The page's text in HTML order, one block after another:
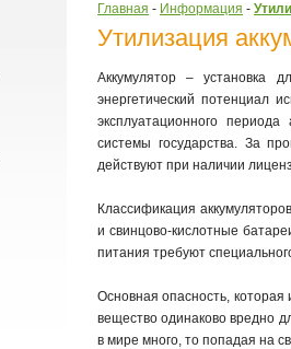
Главная - Информация -
Утилизация
Аккумулятор – установка
энергетический потенциал
эксплуатационного
системы государства. За
действуют при наличии
Классификация
и свинцово-кислотные
питания требуют
Основная опасность, которая
вещество одинаково вредно
в мире много, то попадая на